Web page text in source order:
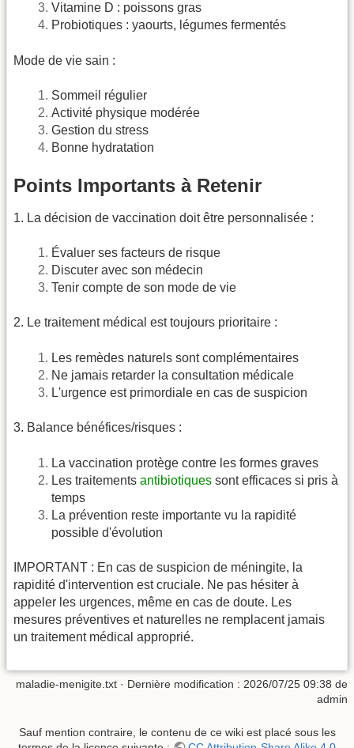
Vitamine D : poissons gras
Probiotiques : yaourts, légumes fermentés
Mode de vie sain :
Sommeil régulier
Activité physique modérée
Gestion du stress
Bonne hydratation
Points Importants à Retenir
1. La décision de vaccination doit être personnalisée :
Évaluer ses facteurs de risque
Discuter avec son médecin
Tenir compte de son mode de vie
2. Le traitement médical est toujours prioritaire :
Les remèdes naturels sont complémentaires
Ne jamais retarder la consultation médicale
L'urgence est primordiale en cas de suspicion
3. Balance bénéfices/risques :
La vaccination protège contre les formes graves
Les traitements antibiotiques sont efficaces si pris à
temps
La prévention reste importante vu la rapidité
possible d'évolution
IMPORTANT : En cas de suspicion de méningite, la
rapidité d'intervention est cruciale. Ne pas hésiter à
appeler les urgences, même en cas de doute. Les
mesures préventives et naturelles ne remplacent jamais
un traitement médical approprié.
maladie-menigite.txt · Dernière modification : 2026/07/25 09:38 de
admin
Sauf mention contraire, le contenu de ce wiki est placé sous les